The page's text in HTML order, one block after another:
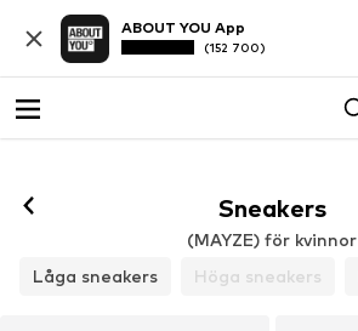
ABOUT YOU App
(152 700)
Sneakers
(MAYZE) för kvinnor
Låga sneakers
Höga sneakers